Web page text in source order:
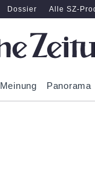
Dossier Alle SZ-
Meinung Panorama